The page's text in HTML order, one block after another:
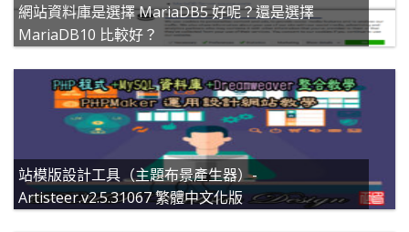
網站資料庫是選擇 MariaDB5 好呢？還是選擇
MariaDB10 比較好？
站模版設計工具（主題布景產生器）-
Artisteer.v2.5.31067 繁體中文化版